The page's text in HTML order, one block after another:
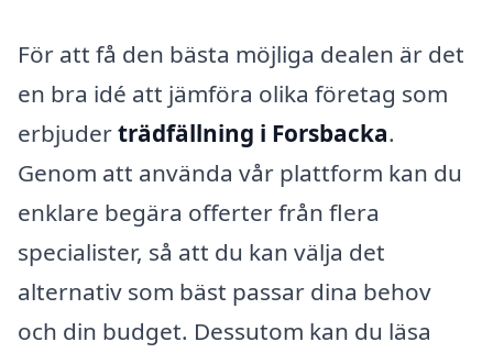
För att få den bästa möjliga dealen är det
en bra idé att jämföra olika företag som
erbjuderträdfällning i Forsbacka.
Genom att använda vår plattform kan du
enklare begära offerter från flera
specialister, så att du kan välja det
alternativ som bäst passar dina behov
och din budget. Dessutom kan du läsa